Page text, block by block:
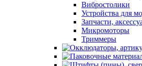
Вибростолики
Устройства для
Запчасти,
Микромоторы
Триммеры